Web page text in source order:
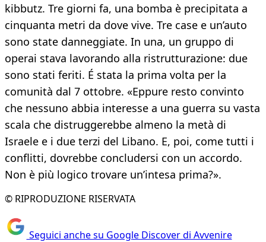
kibbutz. Tre giorni fa, una bomba è precipitata a
cinquanta metri da dove vive. Tre case e un’auto
sono state danneggiate. In una, un gruppo di
operai stava lavorando alla ristrutturazione: due
sono stati feriti. É stata la prima volta per la
comunità dal 7 ottobre. «Eppure resto convinto
che nessuno abbia interesse a una guerra su vasta
scala che distruggerebbe almeno la metà di
Israele e i due terzi del Libano. E, poi, come tutti i
conflitti, dovrebbe concludersi con un accordo.
Non è più logico trovare un’intesa prima?».
© RIPRODUZIONE RISERVATA
Seguici anche su Google Discover di Avvenire